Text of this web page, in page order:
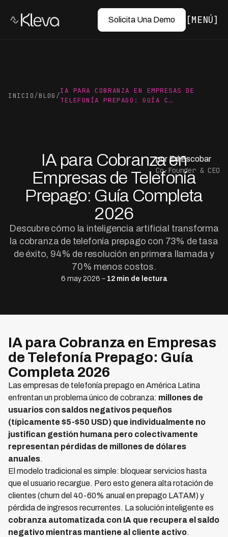
Solicita Una Demo MENÚ
INICIO/BLOG /
IA PARA COBRANZA EN EMPRESAS DE
TELEFONÍA PREPAGO: GUÍA C…
IA para Cobranza en
Empresas de Telefonía
Prepago: Guía Completa
2026
Descubre cómo la inteligencia artificial transforma
la cobranza de telefonía prepago con 73% de tasa
de éxito, 94% de resolución en primera llamada y
70% menos costos.
6 may 2026 – 12 min de lectura
por Ed Escobar
Co-Founder & CEO
IA para Cobranza en Empresas
de Telefonía Prepago: Guía
Completa 2026
Las empresas de telefonía prepago en América Latina
enfrentan un problema único de cobranza: millones de
usuarios con saldos negativos pequeños
(típicamente $5-$50 USD) que individualmente no
justifican gestión humana pero colectivamente
representan pérdidas de millones de dólares
anuales.
El modelo tradicional es simple: bloquear servicios hasta
que el usuario recargue. Pero esto genera alta rotación de
clientes (churn del 40-60% anual en prepago LATAM) y
pérdida de ingresos recurrentes. La solución inteligente es
cobranza automatizada con IA que recupera el saldo
negativo mientras mantiene al cliente activo.